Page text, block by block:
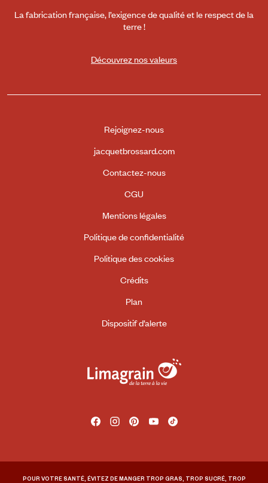
La fabrication française, l’exigence de qualité et le respect de la
terre !
Découvrez nos valeurs
Rejoignez-nous
jacquetbrossard.com
Contactez-nous
CGU
Mentions légales
Politique de confidentialité
Politique des cookies
Crédits
Plan
Dispositif d’alerte
FacebookInstagramPinterestYoutubeTiktok
POUR VOTRE SANTÉ, ÉVITEZ DE MANGER TROP GRAS, TROP SUCRÉ, TROP